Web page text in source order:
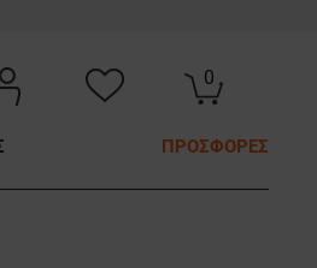
0
ΠΡΟΣΦΟΡΕΣ